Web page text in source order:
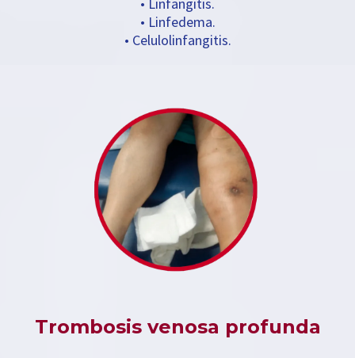
• Linfedema.
• Celulolinfangitis.
Trombosis venosa profunda